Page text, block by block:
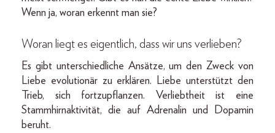
Wenn ja, woran erkennt man sie?
Woran liegt es eigentlich, dass wir uns verlieben?
Es gibt unterschiedliche Ansätze, um den Zweck von
Liebe evolutionär zu erklären. Liebe unterstützt den
Trieb, sich fortzupflanzen. Verliebtheit ist eine
Stammhirnaktivität, die auf Adrenalin und Dopamin
beruht.